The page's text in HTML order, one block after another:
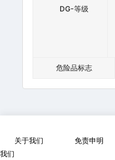
DG-等级
危险品标志
关于我们 免责申明
我们